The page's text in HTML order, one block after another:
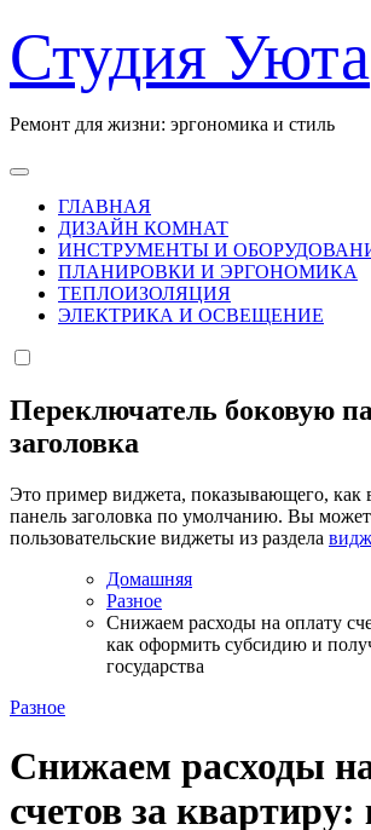
к
содержанию
Студия Уюта
Ремонт для жизни: эргономика и стиль
ГЛАВНАЯ
ДИЗАЙН КОМНАТ
ИНСТРУМЕНТЫ И
ПЛАНИРОВКИ И ЭРГОНОМИКА
ТЕПЛОИЗОЛЯЦИЯ
ЭЛЕКТРИКА И ОСВЕЩЕНИЕ
Переключатель боковую
заголовка
Это пример виджета, показывающего, как
панель заголовка по умолчанию. Вы
пользовательские виджеты из раздела
Домашняя
Разное
Снижаем расходы на оплату
как оформить субсидию и
государства
Разное
Снижаем расходы
счетов за квартиру: